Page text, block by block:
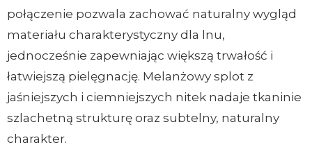
połączenie pozwala zachować naturalny wygląd
materiału charakterystyczny dla lnu,
jednocześnie zapewniając większą trwałość i
łatwiejszą pielęgnację. Melanżowy splot z
jaśniejszych i ciemniejszych nitek nadaje tkaninie
szlachetną strukturę oraz subtelny, naturalny
charakter.